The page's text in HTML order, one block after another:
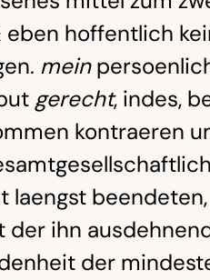
hoffentlich
mein
gerecht, indes,
kontraeren
laengst
ihn
der